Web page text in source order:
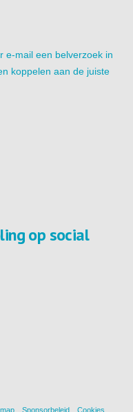
e-mail een belverzoek in
koppelen aan de juiste
op social
Sponsorbeleid Cookies